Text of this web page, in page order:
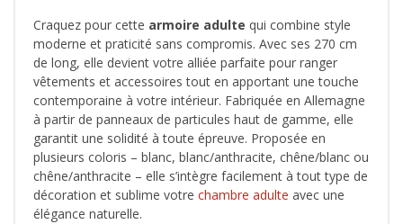
Craquez pour cette armoire adulte qui combine style
moderne et praticité sans compromis. Avec ses 270 cm
de long, elle devient votre alliée parfaite pour ranger
vêtements et accessoires tout en apportant une touche
contemporaine à votre intérieur. Fabriquée en Allemagne
à partir de panneaux de particules haut de gamme, elle
garantit une solidité à toute épreuve. Proposée en
plusieurs coloris – blanc, blanc/anthracite, chêne/blanc ou
chêne/anthracite – elle s’intègre facilement à tout type de
décoration et sublime votre chambre adulte avec une
élégance naturelle.